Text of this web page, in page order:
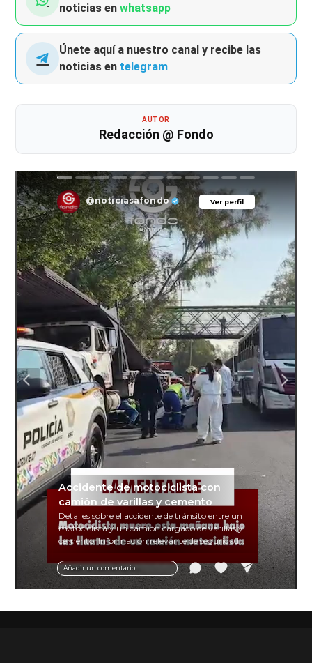
noticias enwhatsapp
Únete aquí a nuestro canal y recibe las
noticias en telegram
AUTOR
Redacción @ Fondo
Ver perfil
@noticiasafondo Ver perfil
Añadir un comentario ...
Accidente de motociclista con
camión de varillas y cemento
Detalles sobre el accidente de tránsito entre un
motociclista y un camión cargado de varillas y
cemento. Información relevante de seguridad
vial y recomendaciones para motociclistas.